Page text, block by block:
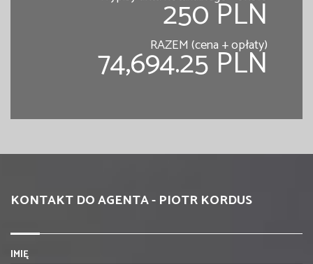
250 PLN
RAZEM (cena + opłaty)
74,694.25 PLN
KONTAKT DO AGENTA - PIOTR KORDUS
IMIĘ